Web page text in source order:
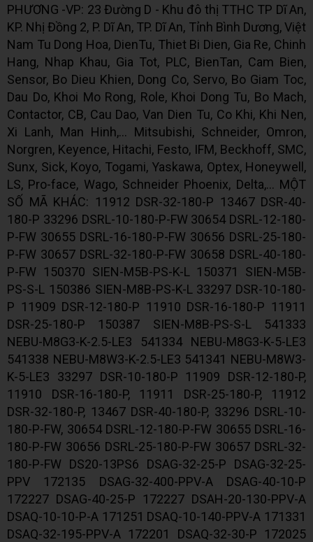
PHƯƠNG -VP: 23 Đường D - Khu đô thị TTHC TP Dĩ An,
KP. Nhị Đồng 2, P. Dĩ An, TP. Dĩ An, Tỉnh Bình Dương, Việt
Nam Tu Dong Hoa, DienTu, Thiet Bi Dien, Gia Re, Chinh
Hang, Nhap Khau, Gia Tot, PLC, BienTan, Cam Bien,
Sensor, Bo Dieu Khien, Dong Co, Servo, Bo Giam Toc,
Dau Do, Khoi Mo Rong, Role, Khoi Dong Tu, Bo Mach,
Contactor, CB, Cau Dao, Van Dien Tu, Co Khi, Khi Nen,
Xi Lanh, Man Hinh,... Mitsubishi, Schneider, Omron,
Norgren, Keyence, Hitachi, Festo, IFM, Beckhoff, SMC,
Sunx, Sick, Koyo, Togami, Yaskawa, Optex, Honeywell,
LS, Pro-face, Wago, Schneider Phoenix, Delta,... MỘT
SỐ MÃ KHÁC: 11912 DSR-32-180-P 13467 DSR-40-
180-P 33296 DSRL-10-180-P-FW 30654 DSRL-12-180-
P-FW 30655 DSRL-16-180-P-FW 30656 DSRL-25-180-
P-FW 30657 DSRL-32-180-P-FW 30658 DSRL-40-180-
P-FW 150370 SIEN-M5B-PS-K-L 150371 SIEN-M5B-
PS-S-L 150386 SIEN-M8B-PS-K-L 33297 DSR-10-180-
P 11909 DSR-12-180-P 11910 DSR-16-180-P 11911
DSR-25-180-P 150387 SIEN-M8B-PS-S-L 541333
NEBU-M8G3-K-2.5-LE3 541334 NEBU-M8G3-K-5-LE3
541338 NEBU-M8W3-K-2.5-LE3 541341 NEBU-M8W3-
K-5-LE3 33297 DSR-10-180-P 11909 DSR-12-180-P,
11910 DSR-16-180-P, 11911 DSR-25-180-P, 11912
DSR-32-180-P, 13467 DSR-40-180-P, 33296 DSRL-10-
180-P-FW, 30654 DSRL-12-180-P-FW 30655 DSRL-16-
180-P-FW 30656 DSRL-25-180-P-FW 30657 DSRL-32-
180-P-FW DS20-13PS6 DSAG-32-25-P DSAG-32-25-
PPV 172135 DSAG-32-400-PPV-A DSAG-40-10-P
172227 DSAG-40-25-P 172227 DSAH-20-130-PPV-A
DSAQ-10-10-P-A 171251 DSAQ-10-140-PPV-A 171331
DSAQ-32-195-PPV-A 172201 DSAQ-32-30-P 172025